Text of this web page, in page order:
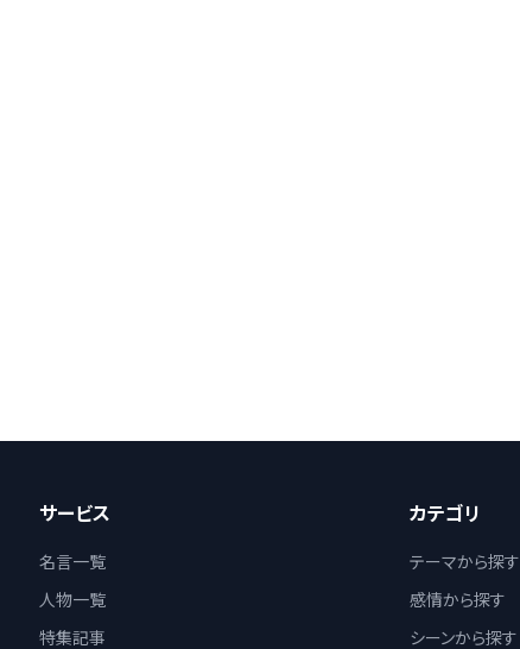
サービス
名言一覧
人物一覧
特集記事
カテゴリ
テーマから探す
感情から探す
シーンから探す